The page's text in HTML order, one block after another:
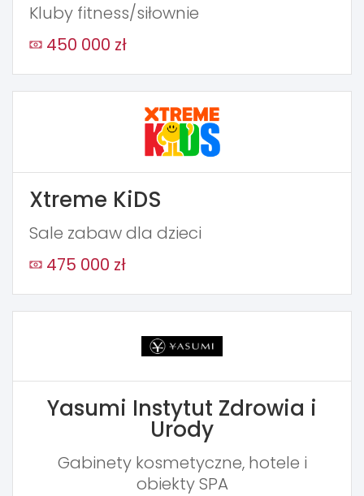
Kluby fitness/siłownie
450 000 zł
Xtreme KiDS
Sale zabaw dla dzieci
475 000 zł
Yasumi Instytut Zdrowia i
Urody
Gabinety kosmetyczne, hotele i
obiekty SPA